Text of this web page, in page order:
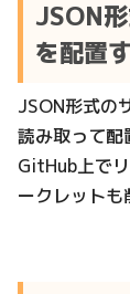
JSON
を配置
JSON形式の
読み取って配
GitHub上で
ークレットも